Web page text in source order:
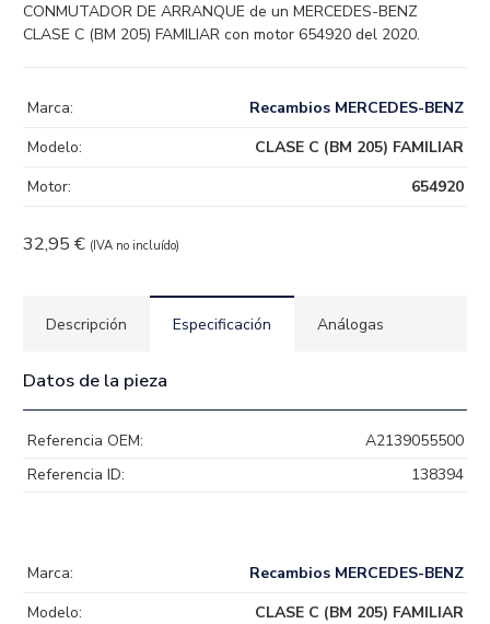
CONMUTADOR DE ARRANQUE de un MERCEDES-BENZ
CLASE C (BM 205) FAMILIAR con motor 654920 del 2020.
32,95 € (IVA no incluído)
Marca:
Recambios MERCEDES-BENZ
Modelo:
CLASE C (BM 205) FAMILIAR
Motor:
654920
Descripción Especificación Análogas
Datos de la pieza
Referencia OEM:
A2139055500
Referencia ID:
138394
Marca:
Recambios MERCEDES-BENZ
Modelo:
CLASE C (BM 205) FAMILIAR